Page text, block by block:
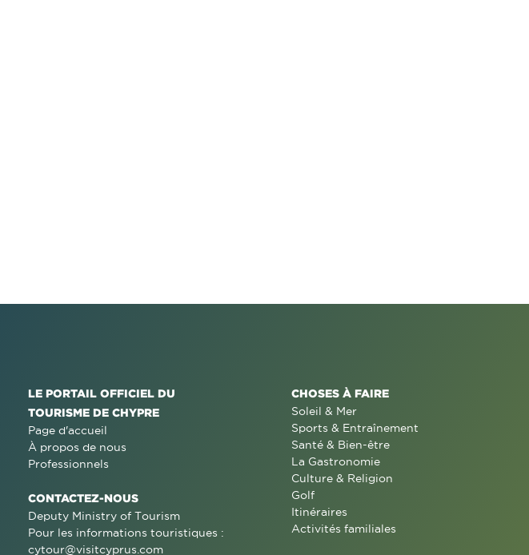
LE PORTAIL OFFICIEL DU
TOURISME DE CHYPRE
Page d'accueil
À propos de nous
Professionnels
CONTACTEZ-NOUS
Deputy Ministry of Tourism
Pour les informations touristiques :
cytour@visitcyprus.com
CHOSES À FAIRE
Soleil & Mer
Sports & Entraînement
Santé & Bien-être
La Gastronomie
Culture & Religion
Golf
Itinéraires
Activités familiales